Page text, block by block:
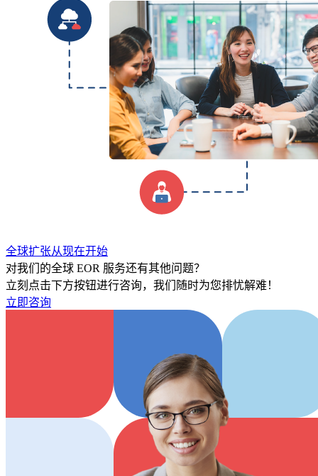
全球扩张从现在开始
对我们的全球 EOR 服务还有其他问题？
立刻点击下方按钮进行咨询，我们随时为您排忧解难！
立即咨询